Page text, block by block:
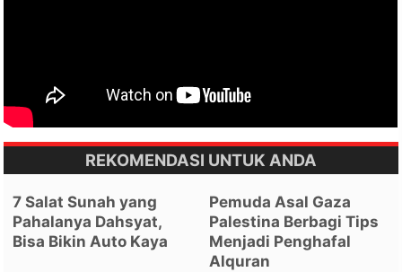
REKOMENDASI UNTUK ANDA
7 Salat Sunah yang
Pahalanya Dahsyat,
Bisa Bikin Auto Kaya
Pemuda Asal Gaza
Palestina Berbagi Tips
Menjadi Penghafal
Alquran